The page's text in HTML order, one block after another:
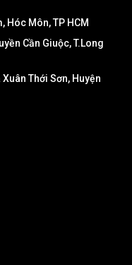
Hóc Môn, TP HCM
Cần Giuộc, T.Long
Thới Sơn, Huyện